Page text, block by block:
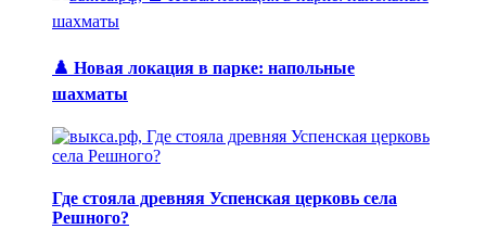
♟️ Новая локация в парке: напольные
шахматы
Где стояла древняя Успенская церковь села
Решного?